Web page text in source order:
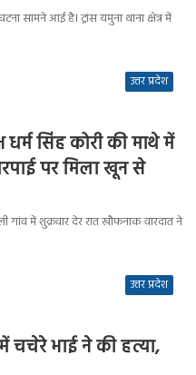
सामने आई है। ट्रांस यमुना थाना क्षेत्र में
उत्तर प्रदेश
सिंह कोरी की माथे में
पर मिला खून से
गांव में शुक्रवार देर रात खौफनाक वारदात ने
उत्तर प्रदेश
चचेरे भाई ने की हत्या,